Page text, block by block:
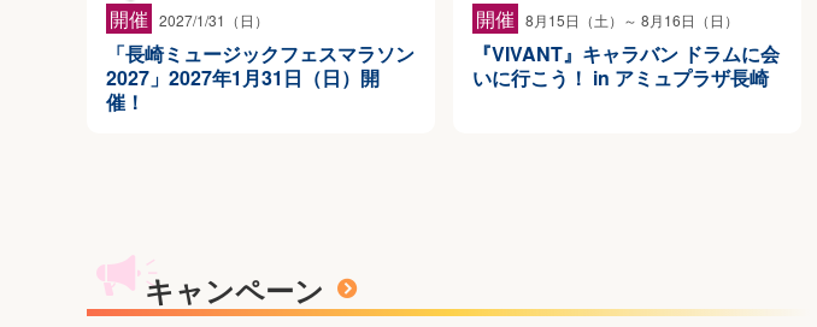
開催 2027/1/31（日）
「長崎ミュージックフェスマラソン
2027」2027年1月31日（日）開
催！
開催 8月15日（土）～ 8月16日（日）
『VIVANT』キャラバン ドラムに会
いに行こう！ in アミュプラザ長崎
キャンペーン